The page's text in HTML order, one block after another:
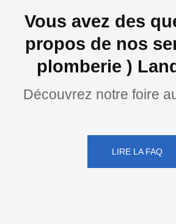
Vous avez des
propos de nos
plomberie )
Découvrez notre foire
LIRE LA FAQ